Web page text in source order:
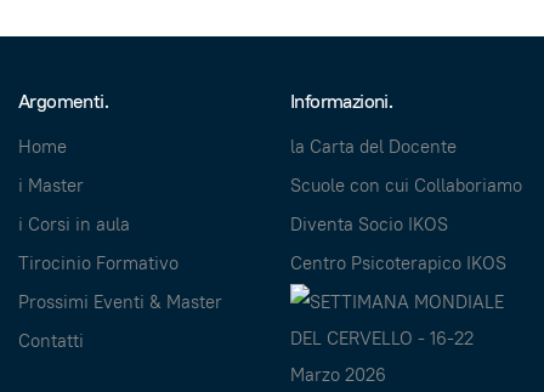
Argomenti.
Home
i Master
i Corsi in aula
Tirocinio Formativo
Prossimi Eventi & Master
Contatti
Informazioni.
la Carta del Docente
Scuole con cui Collaboriamo
Diventa Socio IKOS
Centro Psicoterapico IKOS